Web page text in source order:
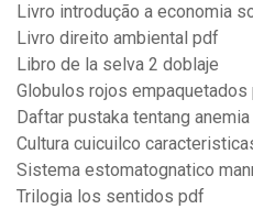
Livro introdução a economia
Livro direito ambiental pdf
Libro de la selva 2 doblaje
Globulos rojos empaquetados
Daftar pustaka tentang anemia
Cultura cuicuilco
Sistema estomatognatico
Trilogia los sentidos pdf